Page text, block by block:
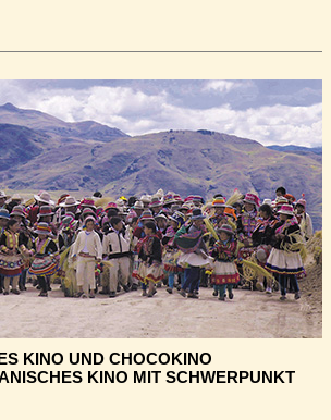
KINO UND CHOCOKINO
KINO MIT SCHWERPUNKT